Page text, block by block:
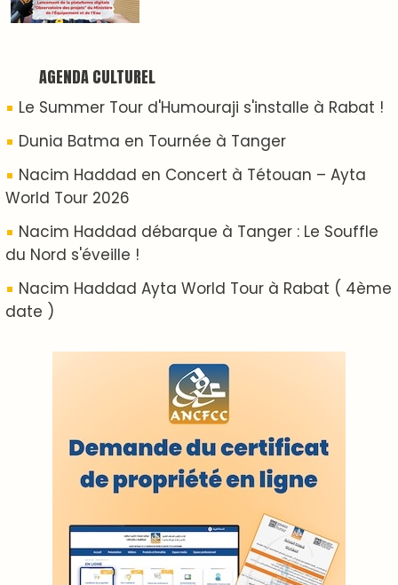
AGENDA CULTUREL
Le Summer Tour d'Humouraji s'installe à Rabat !
Dunia Batma en Tournée à Tanger
Nacim Haddad en Concert à Tétouan – Ayta
World Tour 2026
Nacim Haddad débarque à Tanger : Le Souffle
du Nord s'éveille !
Nacim Haddad Ayta World Tour à Rabat ( 4ème
date )